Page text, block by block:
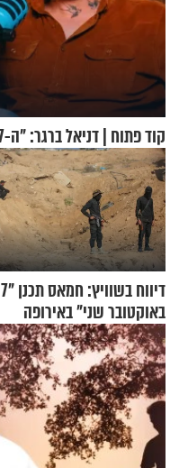
קוד פתוח | דניאל ברגר: "ה-7 באוקטובר גרם לי לחפש תשובות"
דיווח בשוויץ: חמאס תכנן "7
באוקטובר שני" באירופה